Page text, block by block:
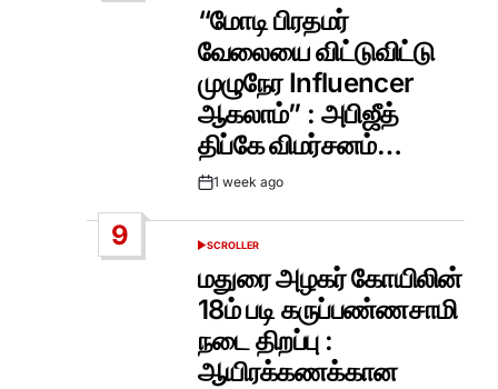
“மோடி பிரதமர்
வேலையை விட்டுவிட்டு
முழுநேர Influencer
ஆகலாம்” : அபிஜீத்
திப்கே விமர்சனம்…
Post1 week ago
9
POSTED
SCROLLER
மதுரை அழகர் கோயிலின்
18ம் படி கருப்பண்ணசாமி
நடை திறப்பு :
ஆயிரக்கணக்கான